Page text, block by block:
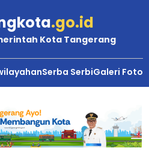
.go.id
Kota Tangerang
Serba SerbiGaleri Foto